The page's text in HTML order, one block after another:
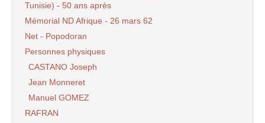
Tunisie) - 50 ans après
Mémorial ND Afrique - 26 mars 62
Net - Popodoran
Personnes physiques
CASTANO Joseph
Jean Monneret
Manuel GOMEZ
RAFRAN